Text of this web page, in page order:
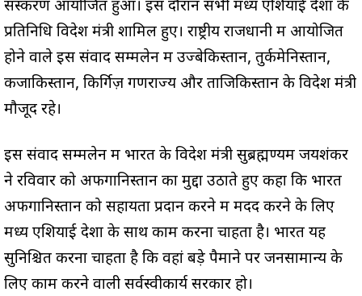
संस्करण आयोजित हुआ। इस दौरान सभी मध्य एशियाई देशों के
प्रतिनिधि विदेश मंत्री शामिल हुए। राष्ट्रीय राजधानी में आयोजित
होने वाले इस संवाद सम्मलेन में उज्बेकिस्तान, तुर्कमेनिस्तान,
कजाकिस्तान, किर्गिज़ गणराज्य और ताजिकिस्तान के विदेश मंत्री
मौजूद रहे।
इस संवाद सम्मलेन में भारत के विदेश मंत्री सुब्रह्मण्यम जयशंकर
ने रविवार को अफगानिस्तान का मुद्दा उठाते हुए कहा कि भारत
अफगानिस्तान को सहायता प्रदान करने में मदद करने के लिए
मध्य एशियाई देशों के साथ काम करना चाहता है। भारत यह
सुनिश्चित करना चाहता है कि वहां बड़े पैमाने पर जनसामान्य के
लिए काम करने वाली सर्वस्वीकार्य सरकार हो।